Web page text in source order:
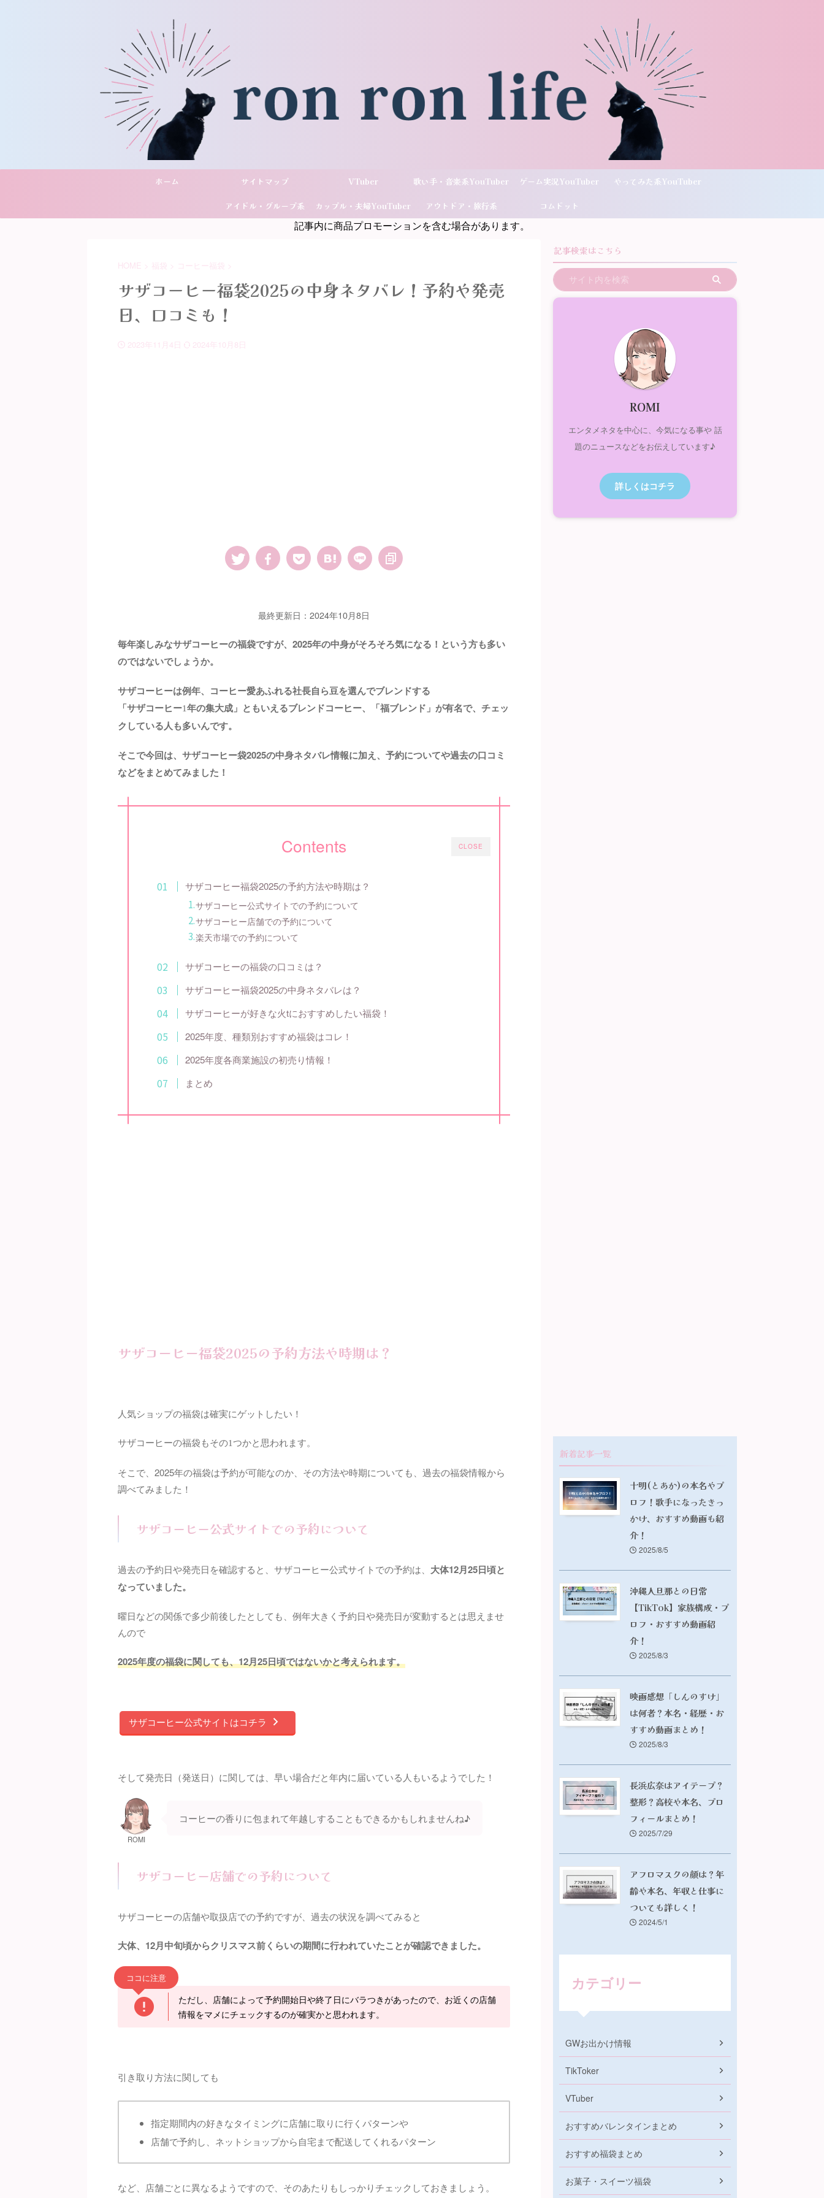
ホーム サイトマップ VTuber 歌い手・音楽系YouTuber ゲーム実況YouTuber やってみた系YouTuber
アイドル・グループ系 カップル・夫婦YouTuber アウトドア・旅行系
YouTuber
コムドット
記事内に商品プロモーションを含む場合があります。
HOME > 福袋 > コーヒー福袋 >
サザコーヒー福袋2025の中身ネタバレ！予約や発売
日、口コミも！
2023年11月4日 2024年10月8日
最終更新日：2024年10月8日
毎年楽しみなサザコーヒーの福袋ですが、2025年の中身がそろそろ気になる！という方も多い
のではないでしょうか。
サザコーヒーは例年、コーヒー愛あふれる社長自ら豆を選んでブレンドする
「サザコーヒー1年の集大成」ともいえるブレンドコーヒー、「福ブレンド」が有名で、チェッ
クしている人も多いんです。
そこで今回は、サザコーヒー袋2025の中身ネタバレ情報に加え、予約についてや過去の口コミ
などをまとめてみました！
CLOSE
Contents
サザコーヒー福袋2025の予約方法や時期は？
サザコーヒー公式サイトでの予約について
サザコーヒー店舗での予約について
楽天市場での予約について
サザコーヒーの福袋の口コミは？
サザコーヒー福袋2025の中身ネタバレは？
サザコーヒーが好きな火tにおすすめしたい福袋！
2025年度、種類別おすすめ福袋はコレ！
2025年度各商業施設の初売り情報！
まとめ
サザコーヒー福袋2025の予約方法や時期は？
人気ショップの福袋は確実にゲットしたい！
サザコーヒーの福袋もその1つかと思われます。
そこで、2025年の福袋は予約が可能なのか、その方法や時期についても、過去の福袋情報から
調べてみました！
サザコーヒー公式サイトでの予約について
過去の予約日や発売日を確認すると、サザコーヒー公式サイトでの予約は、 大体12月25日頃と
なっていました。
曜日などの関係で多少前後したとしても、例年大きく予約日や発売日が変動するとは思えませ
んので
2025年度の福袋に関しても、12月25日頃ではないかと考えられます。
サザコーヒー公式サイトはコチラ
そして発売日（発送日）に関しては、早い場合だと年内に届いている人もいるようでした！
ROMI
コーヒーの香りに包まれて年越しすることもできるかもしれませんね♪
サザコーヒー店舗での予約について
サザコーヒーの店舗や取扱店での予約ですが、過去の状況を調べてみると
大体、12月中旬頃からクリスマス前くらいの期間に行われていたことが確認できました。
ココに注意
ただし、店舗によって予約開始日や終了日にバラつきがあったので、お近くの店舗
情報をマメにチェックするのが確実かと思われます。
引き取り方法に関しても
指定期間内の好きなタイミングに店舗に取りに行くパターンや
店舗で予約し、ネットショップから自宅まで配送してくれるパターン
など、店舗ごとに異なるようですので、そのあたりもしっかりチェックしておきましょう。
記事検索はこちら
ROMI
エンタメネタを中心に、今気になる事や 話
題のニュースなどをお伝えしています♪
詳しくはコチラ
新着記事一覧
十明(とあか)の本名やプ
ロフ！歌手になったきっ
かけ、おすすめ動画も紹
介！
2025/8/5
沖縄人旦那との日常
【TikTok】家族構成・プ
ロフ・おすすめ動画紹
介！
2025/8/3
映画感想「しんのすけ」
は何者？本名・経歴・お
すすめ動画まとめ！
2025/8/3
長浜広奈はアイテープ？
整形？高校や本名、プロ
フィールまとめ！
2025/7/29
アフロマスクの顔は？年
齢や本名、年収と仕事に
ついても詳しく！
2024/5/1
カテゴリー
GWお出かけ情報
TikToker
VTuber
おすすめバレンタインまとめ
おすすめ福袋まとめ
お菓子・スイーツ福袋